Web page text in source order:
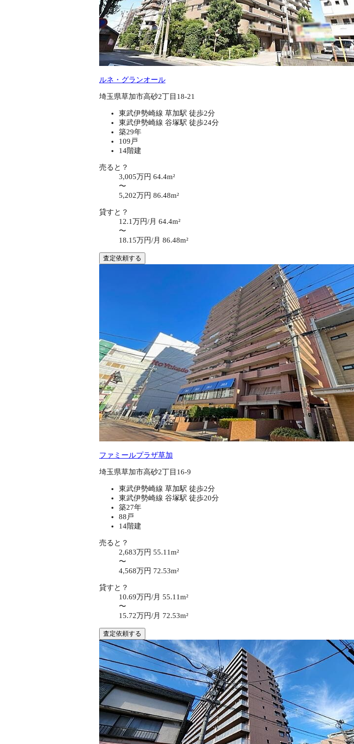
ルネ・グランオール
埼玉県草加市高砂2丁目18-21
東武伊勢崎線 草加駅 徒歩2分
東武伊勢崎線 谷塚駅 徒歩24分
築29年
109戸
14階建
売ると？
3,005万円 64.4m²
〜
5,202万円 86.48m²
貸すと？
12.1万円/月 64.4m²
〜
18.15万円/月 86.48m²
査定依頼する
ファミールプラザ草加
埼玉県草加市高砂2丁目16-9
東武伊勢崎線 草加駅 徒歩2分
東武伊勢崎線 谷塚駅 徒歩20分
築27年
88戸
14階建
売ると？
2,683万円 55.11m²
〜
4,568万円 72.53m²
貸すと？
10.69万円/月 55.11m²
〜
15.72万円/月 72.53m²
査定依頼する